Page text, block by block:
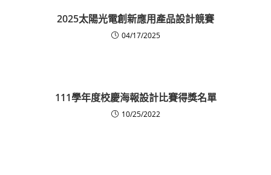
2025太陽光電創新應用產品設計競賽
04/17/2025
111學年度校慶海報設計比賽得獎名單
10/25/2022